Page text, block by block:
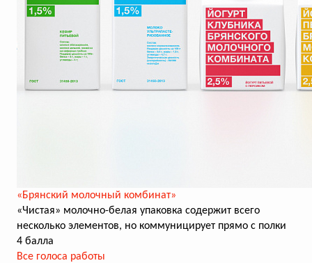
«Брянский молочный комбинат»
«Чистая» молочно-белая упаковка содержит всего
несколько элементов, но коммуницирует прямо с полки
4 балла
Все голоса работы